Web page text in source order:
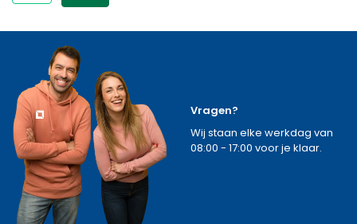
Vragen?
Wij staan elke werkdag van
08:00 - 17:00 voor je klaar.